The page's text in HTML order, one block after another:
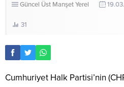
Güncel Üst ManşetYerel
31
Cumhuriyet Halk Partisi’nin